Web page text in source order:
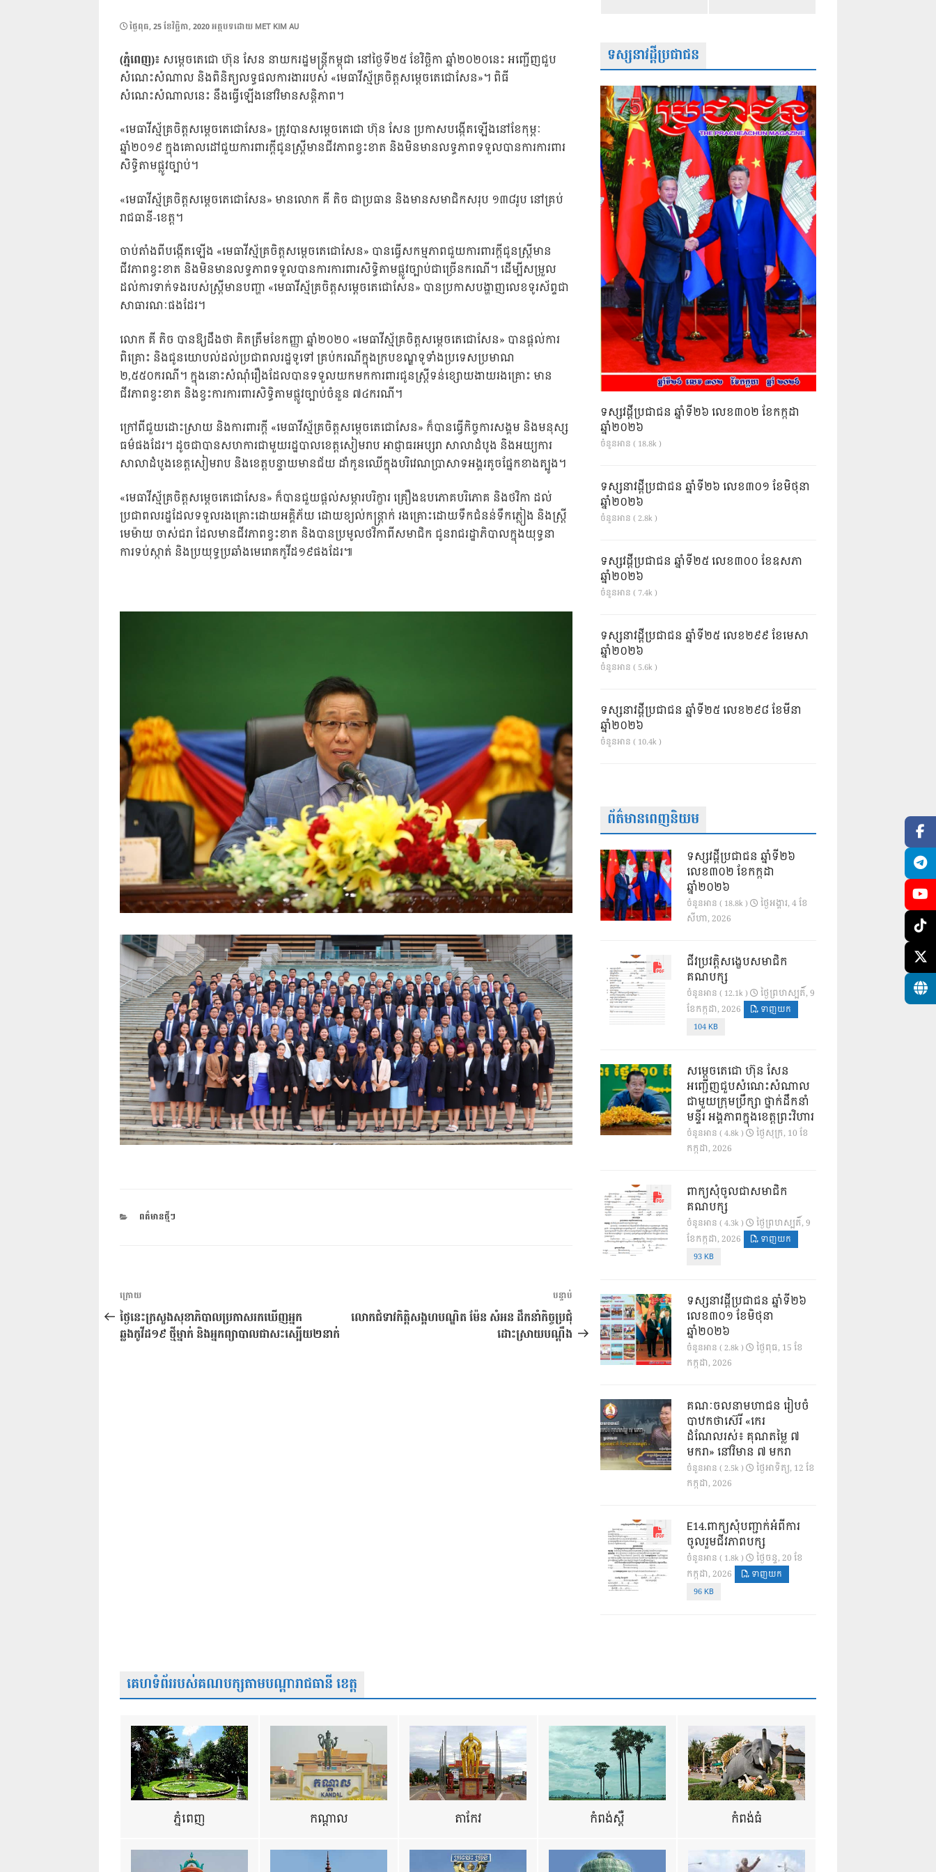
POSTED
ថ្ងៃ​ពុធ, 25 ខែ​វិច្ឆិកា, 2020អត្ថបទដោយ MET KIM AU
(ភ្នំពេញ)៖ សម្តេចតេជោ ហ៊ុន សែន នាយករដ្ឋមន្ត្រីកម្ពុជា នៅថ្ងៃទី២៥ ខែវិច្ឆិកា ឆ្នាំ២០២០នេះ អញ្ជើញជួប
សំណេះសំណាល និងពិនិត្យលទ្ធផលការងាររបស់ «មេធាវីស្ម័គ្រចិត្តសម្តេចតេជោសែន»។ ពិធី
សំណេះសំណាលនេះ នឹងធ្វើឡើងនៅវិមានសន្តិភាព។
«មេធាវីស្ម័គ្រចិត្តសម្តេចតេជោសែន» ត្រូវបានសម្តេចតេជោ ហ៊ុន សែន ប្រកាសបង្កើតឡើងនៅខែកុម្ភៈ
ឆ្នាំ២០១៩ ក្នុងគោលដៅជួយការពារក្តីជូនស្ត្រីមានជីវភាពខ្វះខាត និងមិនមានលទ្ធភាពទទួលបានការការពារ
សិទ្ធិតាមផ្លូវច្បាប់។
«មេធាវីស្ម័គ្រចិត្តសម្តេចតេជោសែន» មានលោក គី តិច ជាប្រធាន និងមានសមាជិកសរុប ១៣៨រូប នៅគ្រប់
រាជធានី-ខេត្ត។
ចាប់តាំងពីបង្កើតឡើង «មេធាវីស្ម័គ្រចិត្តសម្តេចតេជោសែន» បានធ្វើសកម្មភាពជួយការពារក្តីជូនស្ត្រីមាន
ជីវភាពខ្វះខាត និងមិនមានលទ្ធភាពទទួលបានការការពារសិទ្ធិតាមផ្លូវច្បាប់ជាច្រើនករណី។ ដើម្បីសម្រួល
ដល់ការទាក់ទងរបស់ស្ត្រីមានបញ្ហា «មេធាវីស្ម័គ្រចិត្តសម្តេចតេជោសែន» បានប្រកាសបង្ហាញលេខទូរស័ព្ទជា
សាធារណៈផងដែរ។
លោក គី តិច បានឱ្យដឹងថា គិតត្រឹមខែកញ្ញា ឆ្នាំ២០២០ «មេធាវីស្ម័គ្រចិត្តសម្តេចតេជោសែន» បានផ្តល់ការ
ពិគ្រោះ និងជូនយោបល់ដល់ប្រជាពលរដ្ឋទូទៅ គ្រប់ករណីក្នុងក្របខណ្ឌទូទាំងប្រទេសប្រមាណ
២,៥៥០ករណី។ ក្នុងនោះសំណុំរឿងដែលបានទទួលយកមកការពារជូនស្ត្រីទន់ខ្សោយងាយរងគ្រោះ មាន
ជីវភាពខ្វះខាត និងខ្វះការការពារសិទ្ធិតាមផ្លូវច្បាប់ចំនួន ៧៤ករណី។
ក្រៅពីជួយដោះស្រាយ និងការពារក្តី «មេធាវីស្ម័គ្រចិត្តសម្តេចតេជោសែន» ក៏បានធ្វើកិច្ចការសង្គម និងមនុស្ស
ធម៌ផងដែរ។ ដូចជាបានសហការជាមួយរដ្ឋបាលខេត្តសៀមរាប អាជ្ញាធរអប្សរា សាលាដំបូង និងអយ្យការ
សាលាដំបូងខេត្តសៀមរាប និងខេត្តបន្ទាយមានជ័យ ដាំកូនឈើក្នុងបរិវេណប្រាសាទអង្គរតូចផ្នែកខាងត្បូង។
«មេធាវីស្ម័គ្រចិត្តសម្តេចតេជោសែន» ក៏បានជួយផ្តល់សម្ភារបរិក្ខារ គ្រឿងឧបភោគបរិភោគ និងថវិកា ដល់
ប្រជាពលរដ្ឋដែលទទួលរងគ្រោះដោយអគ្គិភ័យ ដោយខ្យល់កន្ត្រាក់ រងគ្រោះដោយទឹកជំនន់ទឹកភ្លៀង និងស្ត្រី
មេម៉ាយ ចាស់ជរា ដែលមានជីវភាពខ្វះខាត និងបានប្រមូលថវិកាពីសមាជិក ជូនរាជរដ្ឋាភិបាលក្នុងយុទ្ធនា
ការទប់ស្កាត់ និងប្រយុទ្ធប្រឆាំងមេរោគកូវីដ១៩ផងដែរ៕
CATEGORIES
ពត៌មានថ្មីៗ
ការ​
នាំទិស​
ប្រកាស
អត្ថបទ
មុន
ក្រោយ
ថ្ងៃនេះក្រសួងសុខាភិបាលប្រកាសរកឃើញអ្នក
ឆ្លងកូវីដ១៩ ថ្មីម្នាក់ និងអ្នកព្យាបាលជាសះស្បើយ២នាក់
អត្ថបទ
បន្ទាប់
លោកជំទាវកិត្តិសង្គហបណ្ឌិត ម៉ែន សំអន ដឹកនាំកិច្ចប្រជុំ
ដោះស្រាយបណ្តឹង
ទស្សនាវដ្តីប្រជាជន
ទស្សវដ្តីប្រជាជន ឆ្នាំទី២៦ លេខ៣០២ ខែកក្កដា
ឆ្នាំ២០២៦
ចំនួនអាន ( 18.8k )
ទស្សនាវដ្ដីប្រជាជន ឆ្នាំទី២៦ លេខ៣០១ ខែមិថុនា
ឆ្នាំ២០២៦
ចំនួនអាន ( 2.8k )
ទស្សវដ្តីប្រជាជន ឆ្នាំទី២៥ លេខ៣០០ ខែឧសភា
ឆ្នាំ២០២៦
ចំនួនអាន ( 7.4k )
ទស្សនាវដ្ដីប្រជាជន ឆ្នាំទី២៥ លេខ២៩៩ ខែមេសា
ឆ្នាំ២០២៦
ចំនួនអាន ( 5.6k )
ទស្សនាវដ្ដីប្រជាជន ឆ្នាំទី២៥ លេខ២៩៨ ខែមីនា
ឆ្នាំ២០២៦
ចំនួនអាន ( 10.4k )
ព័ត៌មានពេញនិយម
ទស្សវដ្តីប្រជាជន ឆ្នាំទី២៦
លេខ៣០២ ខែកក្កដា
ឆ្នាំ២០២៦
ចំនួនអាន ( 18.8k )
ថ្ងៃ​អង្គារ, 4 ខែ​
សីហា, 2026
ជីវប្រវត្តិសង្ខេបសមាជិក
គណបក្ស
ចំនួនអាន ( 12.1k )
ថ្ងៃ​ព្រហស្បតិ៍, 9
ខែ​កក្កដា, 2026
ទាញយក
104 KB
សម្តេចតេជោ ហ៊ុន សែន
អញ្ជើញជួបសំណេះសំណាល
ជាមួយក្រុមប្រឹក្សា ថ្នាក់ដឹកនាំ
មន្ទីរ អង្គភាពក្នុងខេត្តព្រះវិហារ
ចំនួនអាន ( 4.8k )
ថ្ងៃ​សុក្រ, 10 ខែ​
កក្កដា, 2026
ពាក្យសុំចូលជាសមាជិក
គណបក្ស
ចំនួនអាន ( 4.3k )
ថ្ងៃ​ព្រហស្បតិ៍, 9
ខែ​កក្កដា, 2026
ទាញយក
93 KB
ទស្សនាវដ្ដីប្រជាជន ឆ្នាំទី២៦
លេខ៣០១ ខែមិថុនា
ឆ្នាំ២០២៦
ចំនួនអាន ( 2.8k )
ថ្ងៃ​ពុធ, 15 ខែ​
កក្កដា, 2026
គណៈចលនាមហាជន រៀបចំ
បាឋកថាស៊េរី «កេរ
ដំណែលរស់៖ គុណតម្លៃ ៧
មករា» នៅវិមាន ៧ មករា
ចំនួនអាន ( 2.5k )
ថ្ងៃ​អាទិត្យ, 12 ខែ​
កក្កដា, 2026
E14.ពាក្យសុំបញ្ជាក់អំពីការ
ចូលរួមជីវភាពបក្ស
ចំនួនអាន ( 1.8k )
ថ្ងៃ​ចន្ទ, 20 ខែ​
កក្កដា, 2026
ទាញយក
96 KB
គេហទំព័ររបស់គណបក្សតាមបណ្តារាជធានី ខេត្ត
ភ្នំពេញ កណ្តាល តាកែវ កំពង់ស្ពឺ កំពង់ធំ